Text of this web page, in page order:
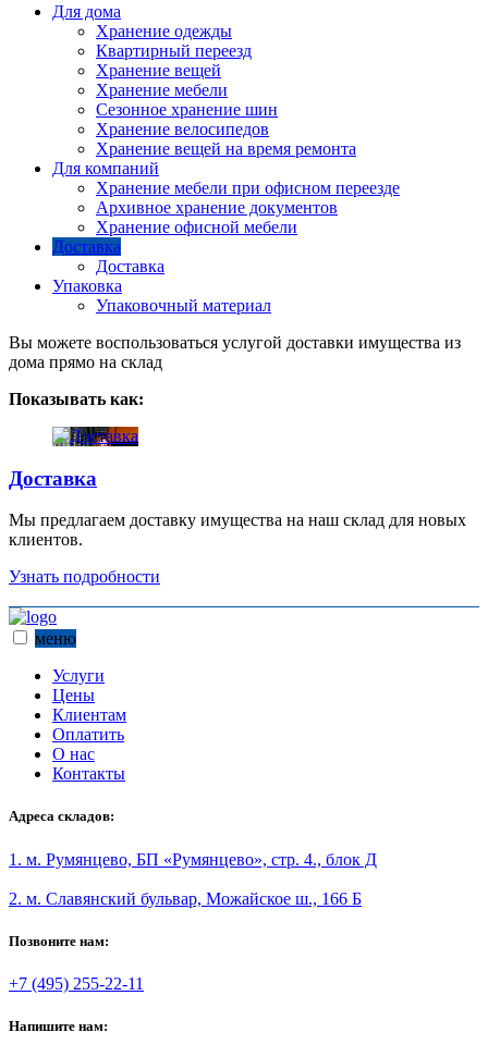
Для дома
Хранение одежды
Квартирный переезд
Хранение вещей
Хранение мебели
Сезонное хранение шин
Хранение велосипедов
Хранение вещей на время ремонта
Для компаний
Хранение мебели при офисном переезде
Архивное хранение документов
Хранение офисной мебели
Доставка
Доставка
Упаковка
Упаковочный материал
Вы можете воспользоваться услугой доставки имущества из
дома прямо на склад
Показывать как:
Доставка
Мы предлагаем доставку имущества на наш склад для новых
клиентов.
Узнать подробности
меню
Услуги
Цены
Клиентам
Оплатить
О нас
Контакты
Адреса складов:
1. м. Румянцево, БП «Румянцево», стр. 4., блок Д
2. м. Славянский бульвар, Можайское ш., 166 Б
Позвоните нам:
+7 (495) 255-22-11
Напишите нам: